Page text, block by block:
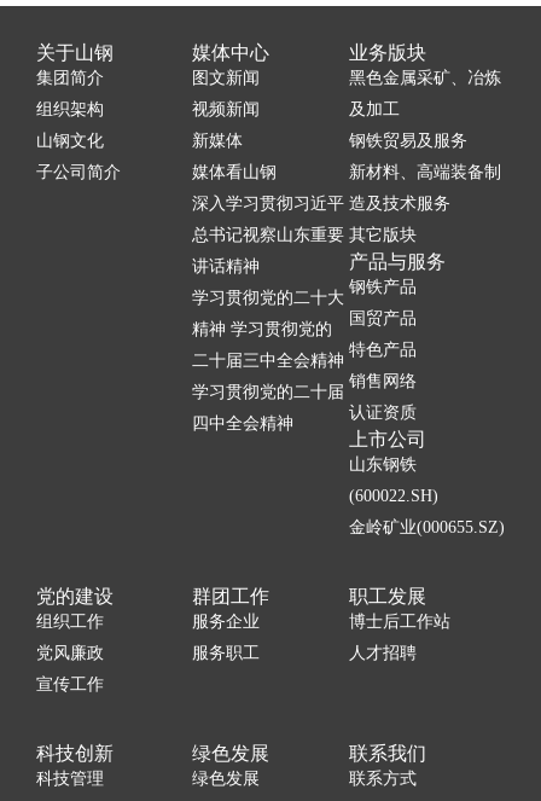
关于山钢
集团简介
组织架构
山钢文化
子公司简介
媒体中心
图文新闻
视频新闻
新媒体
媒体看山钢
深入学习贯彻习近平
总书记视察山东重要
讲话精神
学习贯彻党的二十大
精神 学习贯彻党的
二十届三中全会精神
学习贯彻党的二十届
四中全会精神
业务版块
黑色金属采矿、冶炼
及加工
钢铁贸易及服务
新材料、高端装备制
造及技术服务
其它版块
产品与服务
钢铁产品
国贸产品
特色产品
销售网络
认证资质
上市公司
山东钢铁
(600022.SH)
金岭矿业(000655.SZ)
党的建设
组织工作
党风廉政
宣传工作
群团工作
服务企业
服务职工
职工发展
博士后工作站
人才招聘
科技创新
科技管理
绿色发展
绿色发展
联系我们
联系方式